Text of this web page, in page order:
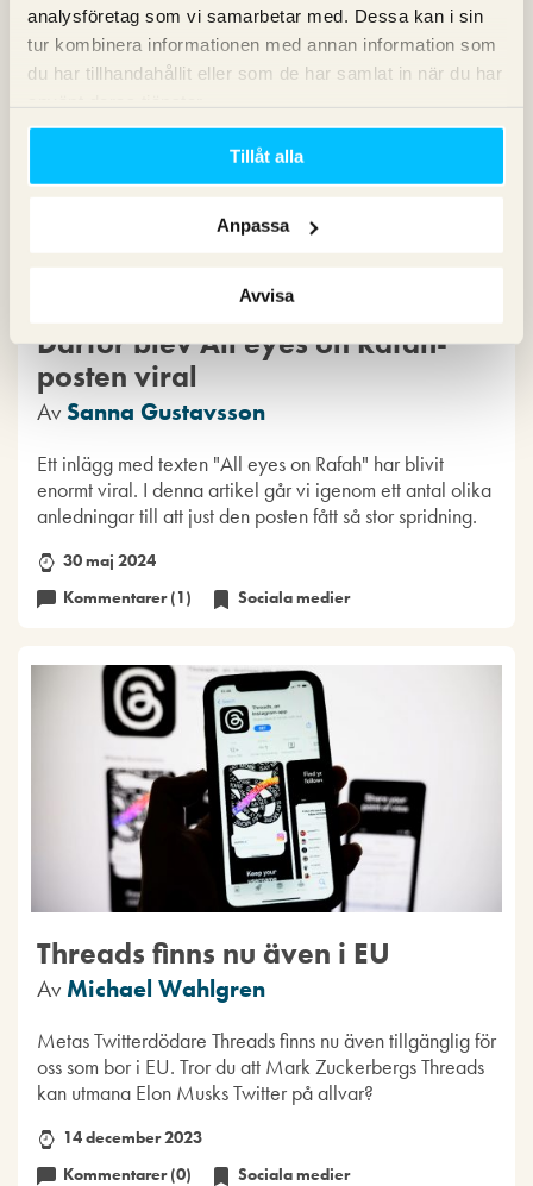
analysföretag som vi samarbetar med. Dessa kan i sin
tur kombinera informationen med annan information som
du har tillhandahållit eller som de har samlat in när du har
Tillåt alla
Anpassa
Avvisa
Därför blev All eyes on Rafah-
posten viral
Av Sanna Gustavsson
Ett inlägg med texten "All eyes on Rafah" har blivit
enormt viral. I denna artikel går vi igenom ett antal olika
anledningar till att just den posten fått så stor spridning.
30 maj 2024
Kommentarer (1)
Sociala medier
Threads finns nu även i EU
Av Michael Wahlgren
Metas Twitterdödare Threads finns nu även tillgänglig för
oss som bor i EU. Tror du att Mark Zuckerbergs Threads
kan utmana Elon Musks Twitter på allvar?
14 december 2023
Kommentarer (0)
Sociala medier